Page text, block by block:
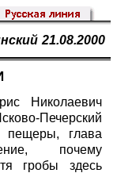
21.08.2000
Николаевич
Печерский
пещеры, глава
почему
гробы здесь